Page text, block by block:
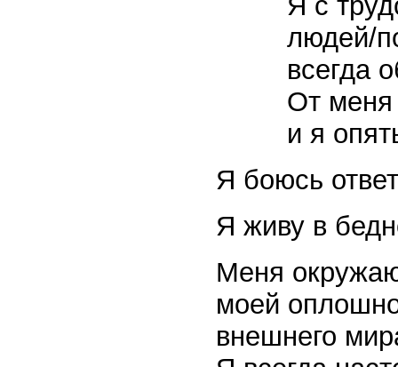
людей/
всегда
От меня
и я
Я боюсь
Я живу в
Меня
моей
внешнего